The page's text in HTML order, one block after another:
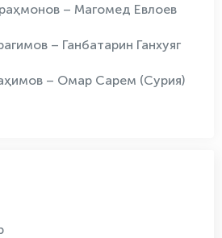
– Магомед Евлоев
– Ганбатарин Ганхуяг
– Омар Сарем (Сурия)